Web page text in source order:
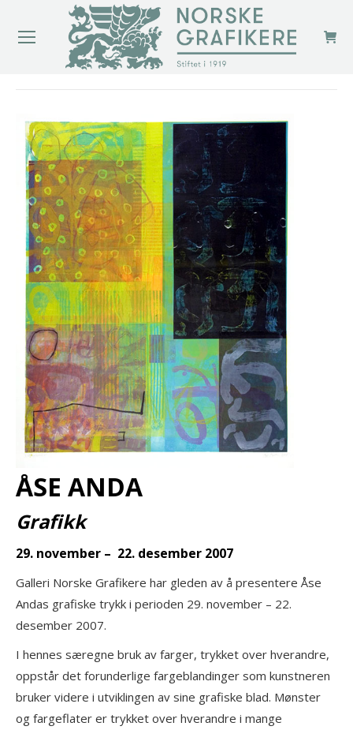
ÅSE ANDA
Grafikk
29. november – 22. desember 2007
Galleri Norske Grafikere har gleden av å presentere Åse
Andas grafiske trykk i perioden 29. november – 22.
desember 2007.
I hennes særegne bruk av farger, trykket over hverandre,
oppstår det forunderlige fargeblandinger som kunstneren
bruker videre i utviklingen av sine grafiske blad. Mønster
og fargeflater er trykket over hverandre i mange